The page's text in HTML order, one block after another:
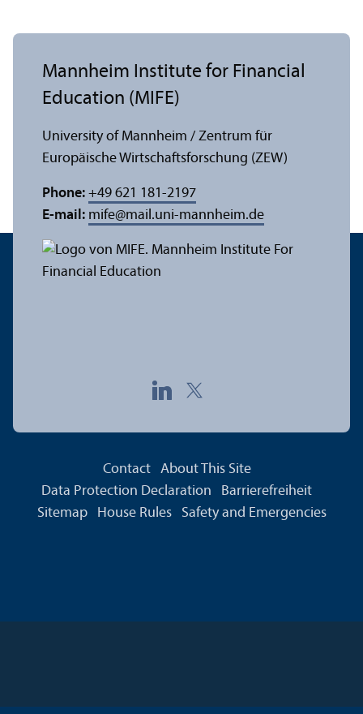
Mannheim Institute for Financial
Education (MIFE)
University of Mannheim / Zentrum für
Europäische Wirtschaftsforschung (ZEW)
Phone: +49 621 181-2197
E-mail: mife@mail.uni-mannheim.de
Contact
About This Site
Data Protection Declaration
Barrierefreiheit
Sitemap
House Rules Safety and Emergencies